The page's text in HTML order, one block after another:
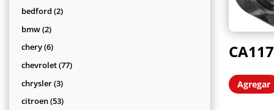
productos
bedford 22
bmw 22
productos
chery 66
productos
chevrolet 7777
chrysler 33
productos
citroen 5353
Agregar